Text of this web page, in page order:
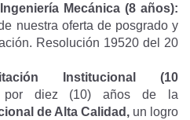
Mecánica (8 años):
nuestra oferta de posgrado y
Resolución 19520 del 20
Institucional (10
por diez (10) años de la
de Alta Calidad, un logro